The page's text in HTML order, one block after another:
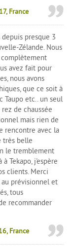
France
presque 3
Zélande. Nous
avez fait pour
nous avons
que ce soit à
Taupo etc.. un seul
de chaussée
mais rien de
rencontre avec la
très belle
le tremblement
Tekapo, j'espère
clients. Merci
prévisionnel et
tous
recommander
France